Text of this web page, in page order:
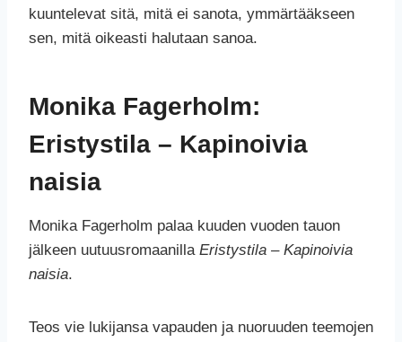
kuuntelevat sitä, mitä ei sanota, ymmärtääkseen
sen, mitä oikeasti halutaan sanoa.
Monika Fagerholm:
Eristystila – Kapinoivia
naisia
Monika Fagerholm palaa kuuden vuoden tauon
jälkeen uutuusromaanilla Eristystila – Kapinoivia
naisia.
Teos vie lukijansa vapauden ja nuoruuden teemojen